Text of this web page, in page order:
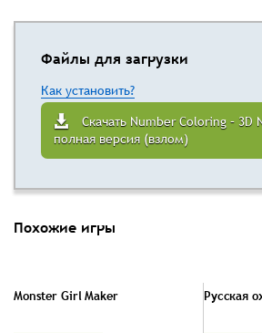
Файлы для загрузки
Как установить?
Скачать Number Coloring – 3D
полная версия (взлом)
Похожие игры
Monster Girl Maker Русская